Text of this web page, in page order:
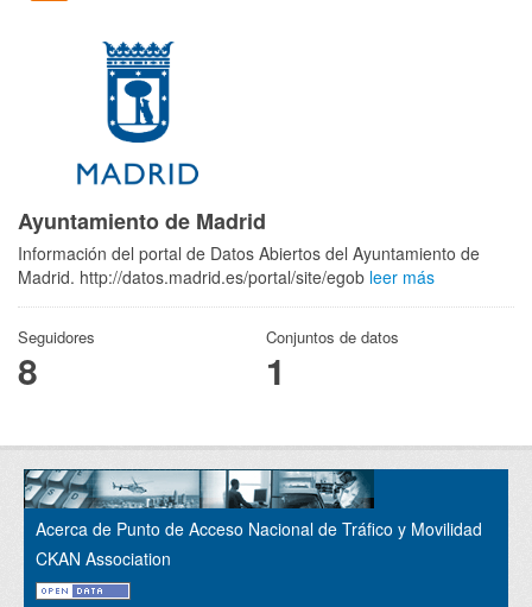
Ayuntamiento de Madrid
Información del portal de Datos Abiertos del Ayuntamiento de
Madrid. http://datos.madrid.es/portal/site/egob leer más
Seguidores
8
Conjuntos de datos
1
Acerca de Punto de Acceso Nacional de Tráfico y Movilidad
CKAN Association